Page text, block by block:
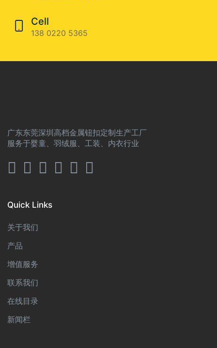
Cell
138 0220 5365
广东东莞深圳高档金属钮扣定制生产工厂
服务于婴童、羽绒服、工装、内衣行业
Quick Links
关于我们
产品
增值服务
联系我们
在线目录
新闻栏